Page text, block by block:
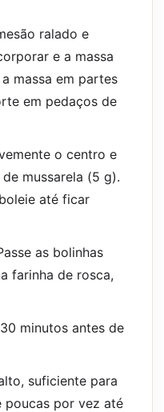
ralado e
e a massa
massa em partes
em pedaços de
o centro e
mussarela (5 g).
até ficar
as bolinhas
farinha de rosca,
minutos antes de
suficiente para
poucas por vez até